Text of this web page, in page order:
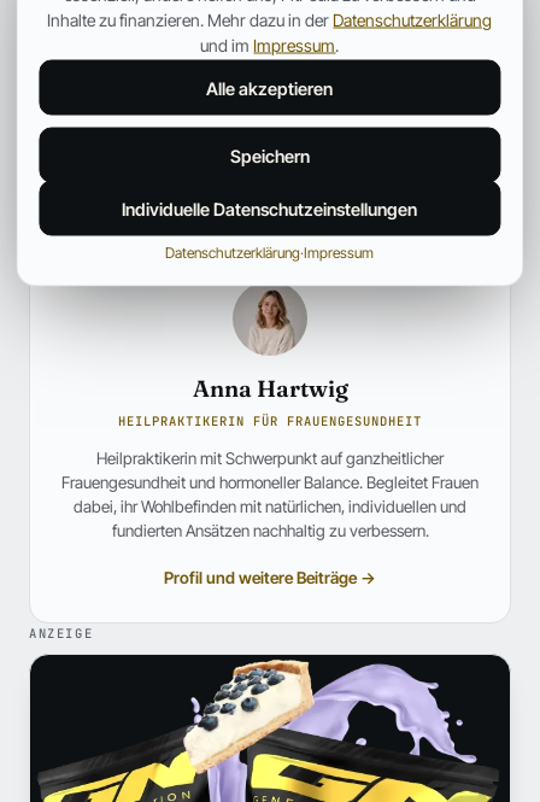
Anna Hartwig
HEILPRAKTIKERIN FÜR FRAUENGESUNDHEIT
Heilpraktikerin mit Schwerpunkt auf ganzheitlicher
Frauengesundheit und hormoneller Balance. Begleitet Frauen
dabei, ihr Wohlbefinden mit natürlichen, individuellen und
fundierten Ansätzen nachhaltig zu verbessern.
Profil und weitere Beiträge →
ANZEIGE
Inhalte zu finanzieren. Mehr dazu in der Datenschutzerklärung
und im Impressum.
Alle akzeptieren
Speichern
Individuelle Datenschutzeinstellungen
Datenschutzerklärung·Impressum